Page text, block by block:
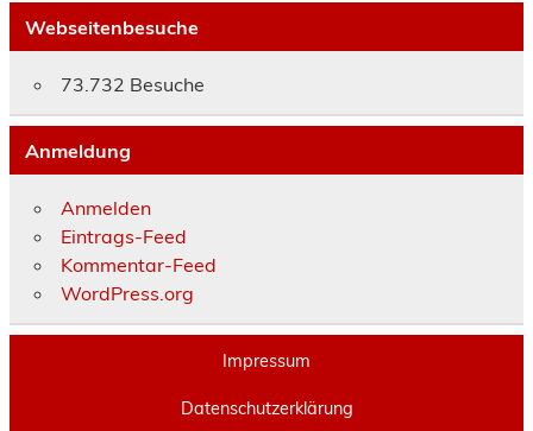
Webseitenbesuche
73.732 Besuche
Anmeldung
Anmelden
Eintrags-Feed
Kommentar-Feed
WordPress.org
Impressum
Datenschutzerklärung